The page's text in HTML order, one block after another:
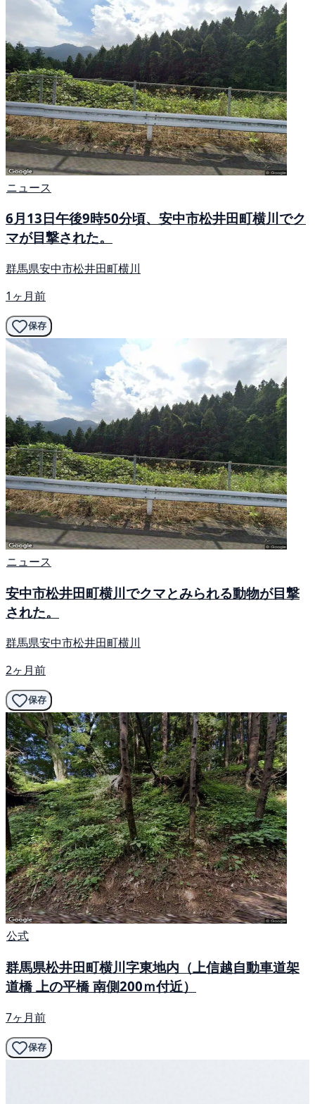
ニュース
6月13日午後9時50分頃、安中市松井田町横川でク
マが目撃された。
群馬県安中市松井田町横川
1ヶ月前
保存
ニュース
安中市松井田町横川でクマとみられる動物が目撃
された。
群馬県安中市松井田町横川
2ヶ月前
保存
公式
群馬県松井田町横川字東地内（上信越自動車道架
道橋 上の平橋 南側200ｍ付近）
7ヶ月前
保存